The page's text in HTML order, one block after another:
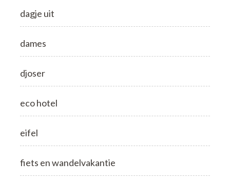
dagje uit
dames
djoser
eco hotel
eifel
fiets en wandelvakantie